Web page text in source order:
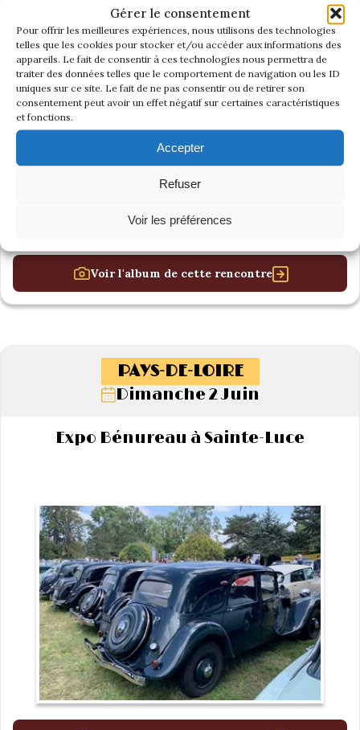
Gérer le consentement
Pour offrir les meilleures expériences, nous utilisons des technologies
telles que les cookies pour stocker et/ou accéder aux informations des
appareils. Le fait de consentir à ces technologies nous permettra de
traiter des données telles que le comportement de navigation ou les ID
uniques sur ce site. Le fait de ne pas consentir ou de retirer son
consentement peut avoir un effet négatif sur certaines caractéristiques
et fonctions.
Accepter
Refuser
Voir les préférences
Voir l'album de cette rencontre
PAYS-DE-LOIRE
Dimanche 2 Juin
Expo Bénureau à Sainte-Luce